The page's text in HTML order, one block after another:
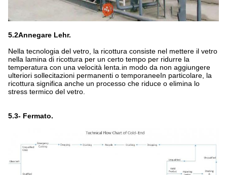
5.2Annegare Lehr.
Nella tecnologia del vetro, la ricottura consiste nel mettere il vetro
nella lamina di ricottura per un certo tempo per ridurre la
temperatura con una velocità lenta.in modo da non aggiungere
ulteriori sollecitazioni permanenti o temporaneeIn particolare, la
ricottura significa anche un processo che riduce o elimina lo
stress termico del vetro.
5.3- Fermato.